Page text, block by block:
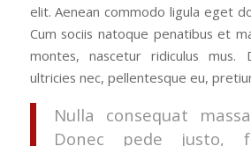
elit. Aenean commodo ligula eget
Cum sociis natoque penatibus et
montes, nascetur ridiculus mus.
ultricies nec, pellentesque eu,
Nulla consequat
Donec pede justo,